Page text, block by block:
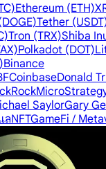
Ethereum (ETH)
Tether
Tron (TRX)Shiba
Polkadot (DOT)
Binance
CoinbaseDonald
SaylorGary
ลNFTGameFi /